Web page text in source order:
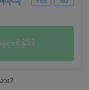
ရာကို နှိပ်ပါ
း?